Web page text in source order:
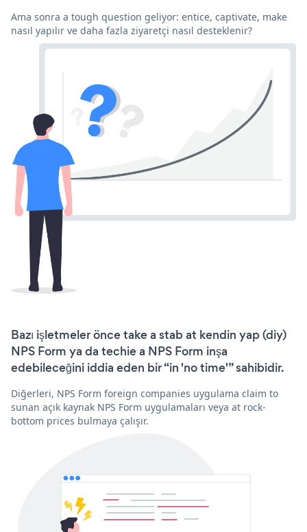
Ama sonra a tough question geliyor: entice, captivate, make
nasıl yapılır ve daha fazla ziyaretçi nasıl desteklenir?
Bazı işletmeler önce take a stab at kendin yap (diy)
NPS Form ya da techie a NPS Form inşa
edebileceğini iddia eden bir “in 'no time'” sahibidir.
Diğerleri, NPS Form foreign companies uygulama claim to
sunan açık kaynak NPS Form uygulamaları veya at rock-
bottom prices bulmaya çalışır.